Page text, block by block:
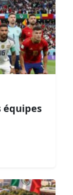
équipes